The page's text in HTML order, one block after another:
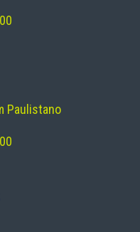
Paulistano